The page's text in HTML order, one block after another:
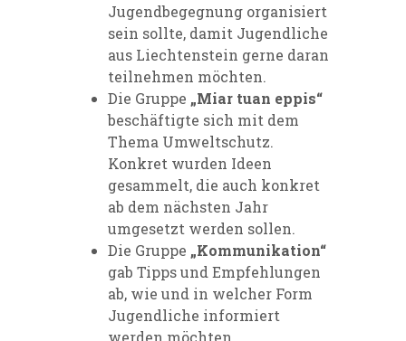
Jugendbegegnung organisiert
sein sollte, damit Jugendliche
aus Liechtenstein gerne daran
teilnehmen möchten.
Die Gruppe „Miar tuan eppis“
beschäftigte sich mit dem
Thema Umweltschutz.
Konkret wurden Ideen
gesammelt, die auch konkret
ab dem nächsten Jahr
umgesetzt werden sollen.
Die Gruppe „Kommunikation“
gab Tipps und Empfehlungen
ab, wie und in welcher Form
Jugendliche informiert
werden möchten.